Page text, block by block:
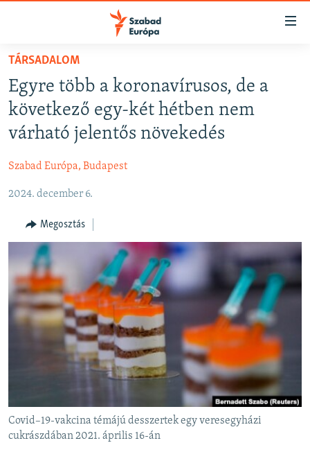
Akadálymentes
Ugrás
fő
oldalra
Ugrás
tartalomjegyzékre
NAPIRENDEN
AKTUÁLIS
PODCASTOK
ELEMZŐ
NER15
SZABADON
TÁRSADALOM
DEMOKRÁCIA
A PÉNZ NYOMÁBAN
EURÓPAI UNIÓ
KLÍMAVÁLTOZÁS
KÖVESSEN MINKET!
TÁRSADALOM
Egyre több a koronavírusos, de a
következő egy-két hétben nem
várható jelentős növekedés
Szabad Európa, Budapest
2024. december 6.
Megosztás
Covid–19-vakcina témájú desszertek egy veresegyházi
cukrászdában 2021. április 16-án
FELIRATKOZÁS
Spotify